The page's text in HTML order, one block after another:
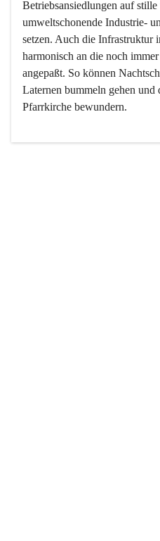
Betriebsansiedlungen auf
umweltschonende Industrie-
setzen. Auch die Infrastruktur
harmonisch an die noch
angepaßt. So können
Laternen bummeln gehen und
Pfarrkirche bewundern.
Der Weinbau dominert heute